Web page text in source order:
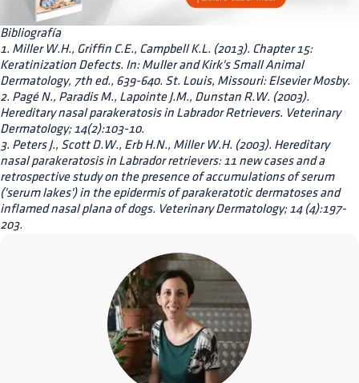
Bibliografía
1. Miller W.H., Griffin C.E., Campbell K.L. (2013). Chapter 15:
Keratinization Defects. In: Muller and Kirk's Small Animal
Dermatology, 7th ed., 639-640. St. Louis, Missouri: Elsevier Mosby.
2. Pagé N., Paradis M., Lapointe J.M., Dunstan R.W. (2003).
Hereditary nasal parakeratosis in Labrador Retrievers. Veterinary
Dermatology; 14(2):103-10.
3. Peters J., Scott D.W., Erb H.N., Miller W.H. (2003). Hereditary
nasal parakeratosis in Labrador retrievers: 11 new cases and a
retrospective study on the presence of accumulations of serum
('serum lakes') in the epidermis of parakeratotic dermatoses and
inflamed nasal plana of dogs. Veterinary Dermatology; 14 (4):197-
203.